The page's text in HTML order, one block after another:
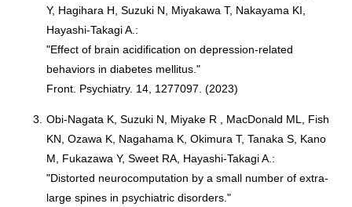
Y, Hagihara H, Suzuki N, Miyakawa T, Nakayama KI,
Hayashi-Takagi A.:
"Effect of brain acidification on depression-related
behaviors in diabetes mellitus."
Front. Psychiatry. 14, 1277097. (2023)
3.
Obi-Nagata K, Suzuki N, Miyake R , MacDonald ML, Fish
KN, Ozawa K, Nagahama K, Okimura T, Tanaka S, Kano
M, Fukazawa Y, Sweet RA, Hayashi-Takagi A.:
"Distorted neurocomputation by a small number of extra-
large spines in psychiatric disorders."